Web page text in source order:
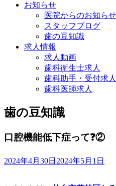
お知らせ
医院からのお知らせ
スタッフブログ
歯の豆知識
求人情報
求人動画
歯科衛生士求人
歯科助手・受付求人
歯科医師求人
歯の豆知識
口腔機能低下症って❓②
2024年4月30日 2024年5月1日